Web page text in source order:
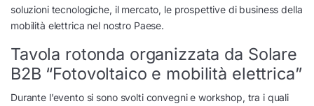
soluzioni tecnologiche, il mercato, le prospettive di business della
mobilità elettrica nel nostro Paese.
Tavola rotonda organizzata da Solare
B2B “Fotovoltaico e mobilità elettrica”
Durante l’evento si sono svolti convegni e workshop, tra i quali